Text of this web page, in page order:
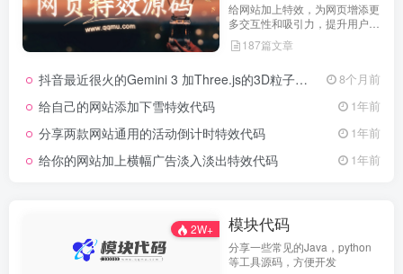
给网站加上特效，为网页增添更
多交互性和吸引力，提升用户体
验 187篇文章
抖音最近很火的Gemini 3 加Three.js的3D粒子交互代码 共十三款 8个月前
给自己的网站添加下雪特效代码 1年前
分享两款网站通用的活动倒计时特效代码 1年前
给你的网站加上横幅广告淡入淡出特效代码 1年前
2W+ 模块代码
分享一些常见的Java，python
等工具源码，方便开发